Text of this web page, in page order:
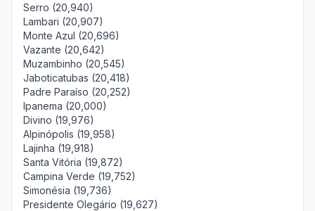
Serro (20,940)
Lambari (20,907)
Monte Azul (20,696)
Vazante (20,642)
Muzambinho (20,545)
Jaboticatubas (20,418)
Padre Paraíso (20,252)
Ipanema (20,000)
Divino (19,976)
Alpinópolis (19,958)
Lajinha (19,918)
Santa Vitória (19,872)
Campina Verde (19,752)
Simonésia (19,736)
Presidente Olegário (19,627)